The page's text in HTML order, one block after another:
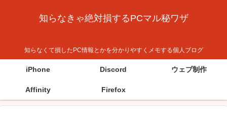
知らなきゃ絶対損するPCマル秘ワザ
知らなくて損したPC情報とかを分かりやすくメモする個人ブログ
iPhone Discord ウェブ制作
Affinity Firefox